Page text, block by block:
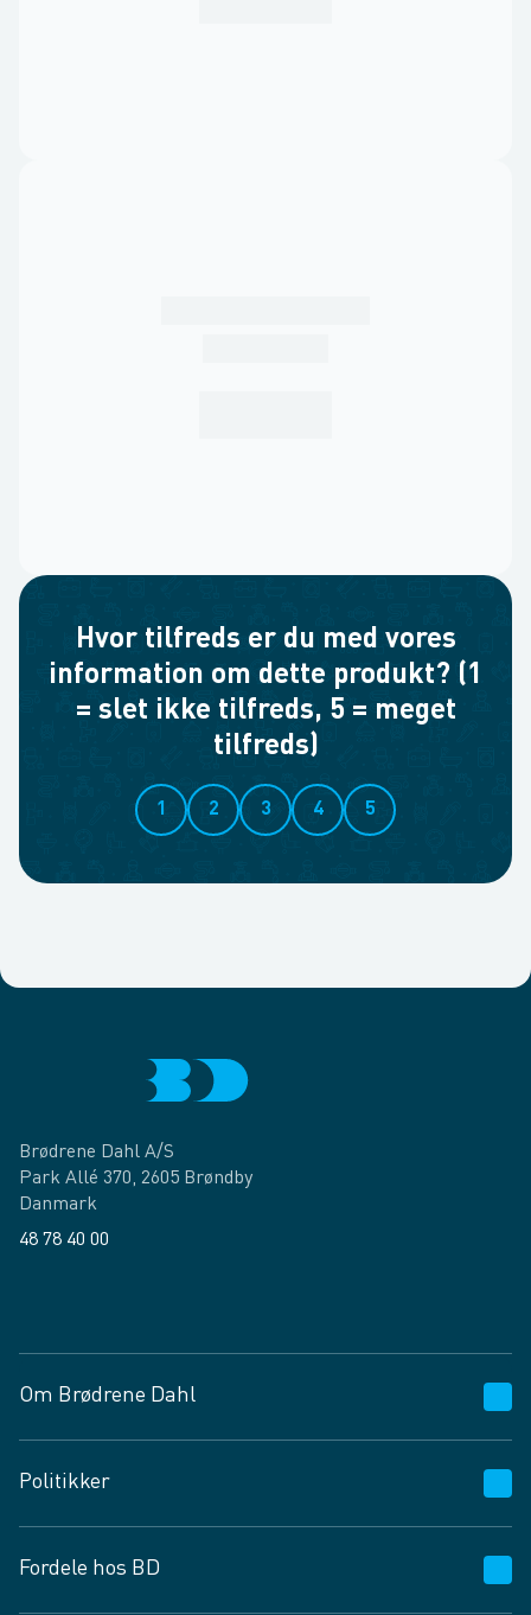
Hvor tilfreds er du med vores
information om dette produkt? (1
= slet ikke tilfreds, 5 = meget
tilfreds)
1 2 3 4 5
Brødrene Dahl A/S
Park Allé 370, 2605 Brøndby
Danmark
48 78 40 00
Om Brødrene Dahl
Vagttelefon 30 10 89 89
Spørgsmål og svar
Job og karriere
Politikker
Privatlivspolitik
Fordele hos BD